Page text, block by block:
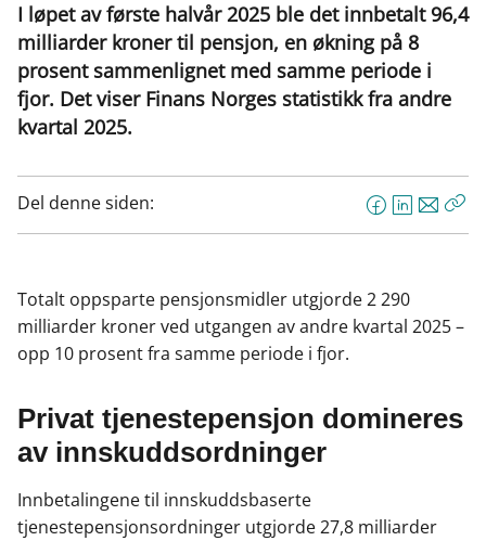
I løpet av første halvår 2025 ble det innbetalt 96,4
milliarder kroner til pensjon, en økning på 8
prosent sammenlignet med samme periode i
fjor. Det viser Finans Norges statistikk fra andre
kvartal 2025.
Del denne siden:
F
e
b
L
k
e
E
s
Totalt oppsparte pensjonsmidler utgjorde 2 290
milliarder kroner ved utgangen av andre kvartal 2025 –
opp 10 prosent fra samme periode i fjor.
Privat tjenestepensjon domineres
av innskuddsordninger
Innbetalingene til innskuddsbaserte
tjenestepensjonsordninger utgjorde 27,8 milliarder